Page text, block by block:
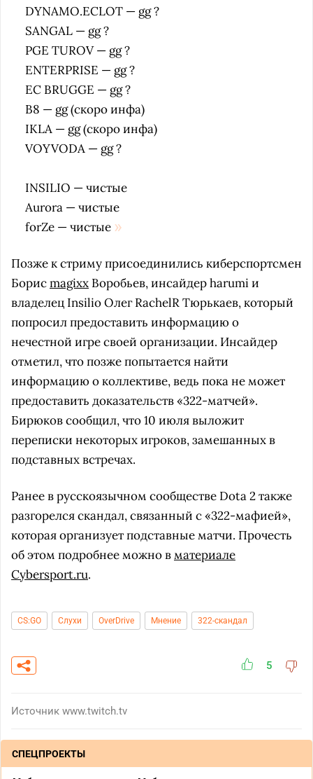
DYNAMO.ECLOT — gg ?
SANGAL — gg ?
PGE TUROV — gg ?
ENTERPRISE — gg ?
EC BRUGGE — gg ?
B8 — gg (скоро инфа)
IKLA — gg (скоро инфа)
VOYVODA — gg ?
INSILIO — чистые
Aurora — чистые
forZe — чистые
Позже к стриму присоединились киберспортсмен
Борисmagixx Воробьев, инсайдер harumi и
владелец Insilio Олег RachelR Тюрькаев, который
попросил предоставить информацию о
нечестной игре своей организации. Инсайдер
отметил, что позже попытается найти
информацию о коллективе, ведь пока не может
предоставить доказательств «322-матчей».
Бирюков сообщил, что 10 июля выложит
переписки некоторых игроков, замешанных в
подставных встречах.
Ранее в русскоязычном сообществе Dota 2 также
разгорелся скандал, связанный с «322-мафией»,
которая организует подставные матчи. Прочесть
об этом подробнее можно вматериале
Cybersport.ru.
CS:GO Слухи OverDrive Мнение 322-скандал
5
Источник www.twitch.tv
СПЕЦПРОЕКТЫ